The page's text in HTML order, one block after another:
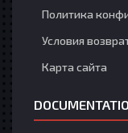
Политика
Условия
Карта сайта